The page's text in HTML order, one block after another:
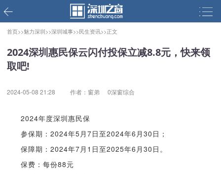
首页>>魅力深圳>>深圳城事>>民生资讯>>正文
2024深圳惠民保云闪付投保立减8.8元，快来领
取吧!
2024-05-08 21:28 作者：窗弟 0深窗综合
2024年度深圳惠民保
参保期：2024年5月7日至2024年6月30日；
保障期：2024年7月1日至2025年6月30日。
保费：每份88元